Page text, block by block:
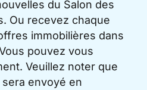
du Salon des
Ou recevez chaque
immobilières dans
pouvez vous
Veuillez noter que
envoyé en